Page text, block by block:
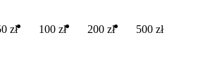
zł 100 zł 200 zł 500 zł